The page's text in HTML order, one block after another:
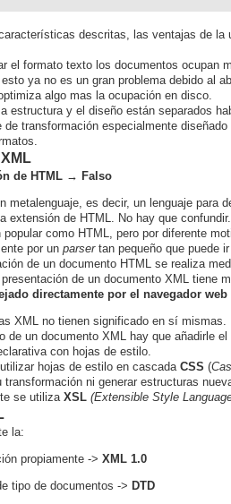
descritas, las ventajas de
el formato texto los documentos ocupan
ya no es un gran problema debido al
algo mas la ocupación en disco.
estructura y el diseño están separados
de transformación especialmente
de HTML → Falso
metalenguaje, es decir, un lenguaje para
extensión de HTML. No hay que confundir.
como HTML, pero por diferente
por un parsertan pequeño que puede ir
de un documento HTML se realiza
de un documento XML tiene
directamente por el navegador
XML no tienen significado en sí mismas.
de un documento XML hay que añadirle
con hojas de estilo.
hojas de estilo en cascada CSS (
transformación ni generar estructuras
se utiliza XSL (Extensible Style
la:
propiamente -> XML 1.0
tipo de documentos -> DTD